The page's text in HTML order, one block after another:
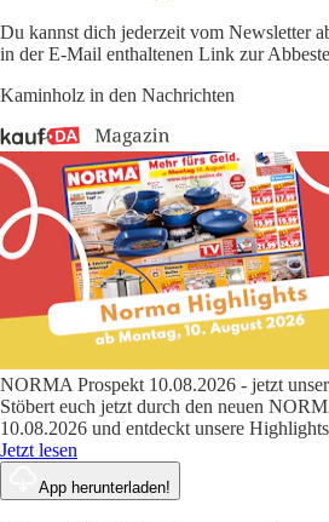
Du kannst dich jederzeit vom Newsletter
in der E-Mail enthaltenen Link zur
Kaminholz in den Nachrichten
NORMA Prospekt 10.08.2026 - jetzt
Stöbert euch jetzt durch den neuen
10.08.2026 und entdeckt unsere
Jetzt lesen
App herunterladen!